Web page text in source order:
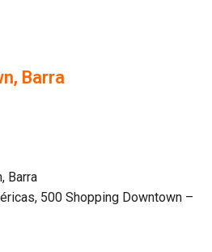
Barra
Barra
500 Shopping Downtown –